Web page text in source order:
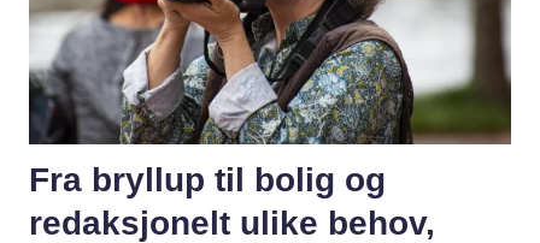
Fra bryllup til bolig og
redaksjonelt ulike behov,